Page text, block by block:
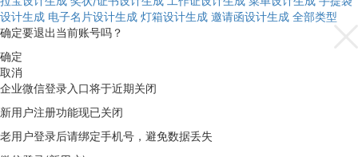
设计生成 电子名片设计生成 灯箱设计生成 邀请函设计生成 全部类型
确定要退出当前账号吗？
确定
取消
企业微信登录入口将于近期关闭
新用户注册功能现已关闭
老用户登录后请绑定手机号，避免数据丢失